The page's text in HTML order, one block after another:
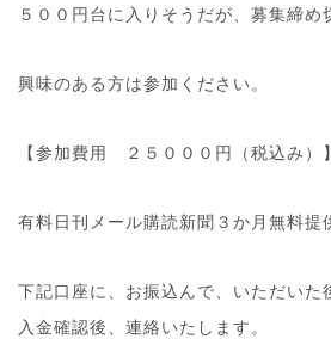
５００円台に入りそうだが、募集締め
興味のある方は参加ください。
【参加費用 ２５０００円（税込み）】
有料日刊メール購読新聞３か月無料提
下記口座に、お振込んで、いただいた
入金確認後、連絡いたします。